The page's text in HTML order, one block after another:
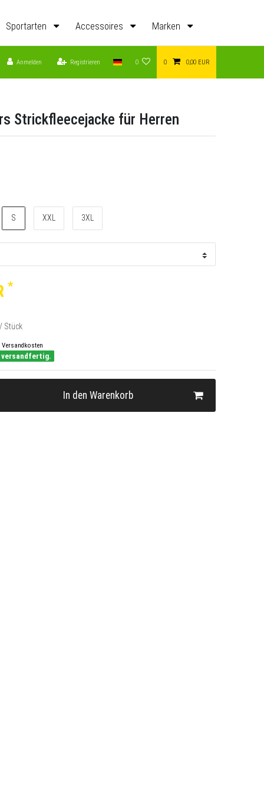
Sportarten Accessoires Marken
Anmelden Registrieren 0 0 0,00 EUR
Strickfleecejacke für Herren
S XXL 3XL
*
Stück
Versandkosten
versandfertig.
In den Warenkorb